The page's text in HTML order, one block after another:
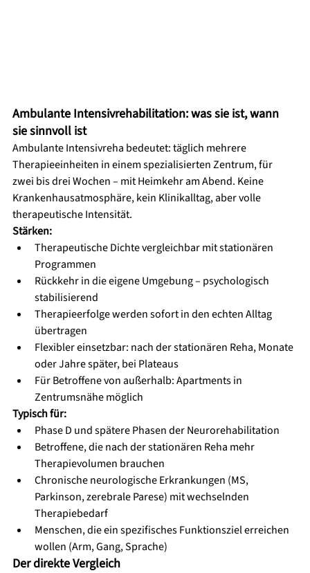
Ambulante Intensivrehabilitation: was sie ist, wann
sie sinnvoll ist
Ambulante Intensivreha bedeutet: täglich mehrere
Therapieeinheiten in einem spezialisierten Zentrum, für
zwei bis drei Wochen – mit Heimkehr am Abend. Keine
Krankenhausatmosphäre, kein Klinikalltag, aber volle
therapeutische Intensität.
Stärken:
Therapeutische Dichte vergleichbar mit stationären
Programmen
Rückkehr in die eigene Umgebung – psychologisch
stabilisierend
Therapieerfolge werden sofort in den echten Alltag
übertragen
Flexibler einsetzbar: nach der stationären Reha, Monate
oder Jahre später, bei Plateaus
Für Betroffene von außerhalb: Apartments in
Zentrumsnähe möglich
Typisch für:
Phase D und spätere Phasen der Neurorehabilitation
Betroffene, die nach der stationären Reha mehr
Therapievolumen brauchen
Chronische neurologische Erkrankungen (MS,
Parkinson, zerebrale Parese) mit wechselnden
Therapiebedarf
Menschen, die ein spezifisches Funktionsziel erreichen
wollen (Arm, Gang, Sprache)
Der direkte Vergleich